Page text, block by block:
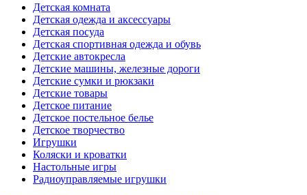
Детская комната
Детская одежда и аксессуары
Детская посуда
Детская спортивная одежда и обувь
Детские автокресла
Детские машины, железные дороги
Детские сумки и рюкзаки
Детские товары
Детское питание
Детское постельное белье
Детское творчество
Игрушки
Коляски и кроватки
Настольные игры
Радиоуправляемые игрушки